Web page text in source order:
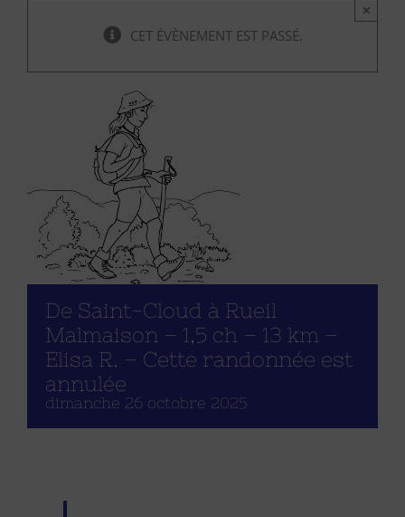
CET ÉVÈNEMENT EST PASSÉ.
×
De Saint-Cloud à Rueil
Malmaison – 1,5 ch – 13 km –
Elisa R. – Cette randonnée est
annulée
dimanche 26 octobre 2025